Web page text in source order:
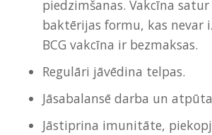
piedzimšanas. Vakcīna
baktērijas formu, kas nevar
BCG vakcīna ir bezmaksas.
Regulāri jāvēdina telpas.
Jāsabalansē darba un
Jāstiprina imunitāte,